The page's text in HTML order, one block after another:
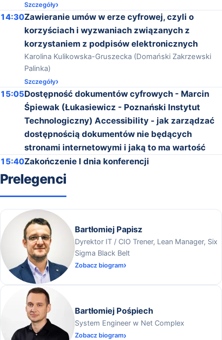
Szczegóły
14:30Zawieranie umów w erze cyfrowej, czyli o
korzyściach i wyzwaniach związanych z
korzystaniem z podpisów elektronicznych
Karolina Kulikowska-Gruszecka (Domański Zakrzewski
Palinka)
Szczegóły
15:05Dostępność dokumentów cyfrowych - Marcin
Śpiewak (Łukasiewicz - Poznański Instytut
Technologiczny) Accessibility - jak zarządzać
dostępnością dokumentów nie będących
stronami internetowymi i jaką to ma wartość
15:40Zakończenie I dnia konferencji
Prelegenci
Bartłomiej Papisz
Dyrektor IT / CIO Trener, Lean Manager, Six
Sigma Black Belt
Zobacz biogram
Bartłomiej Pośpiech
System Engineer w Net Complex
Zobacz biogram